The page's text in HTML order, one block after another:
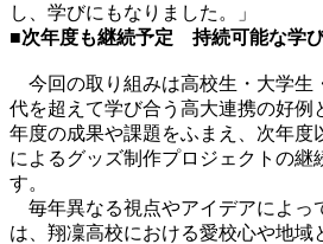
し、学びにもなりました。」
■次年度も継続予定 持続可能な学
今回の取り組みは高校生・大学生
代を超えて学び合う高大連携の好例
年度の成果や課題をふまえ、次年度
によるグッズ制作プロジェクトの継
す。
毎年異なる視点やアイデアによっ
は、翔凜高校における愛校心や地域